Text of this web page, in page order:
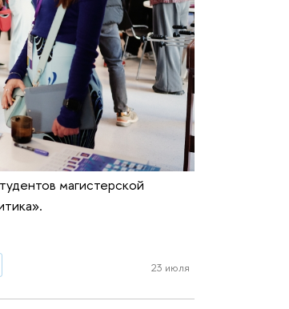
магистерской
23 июля